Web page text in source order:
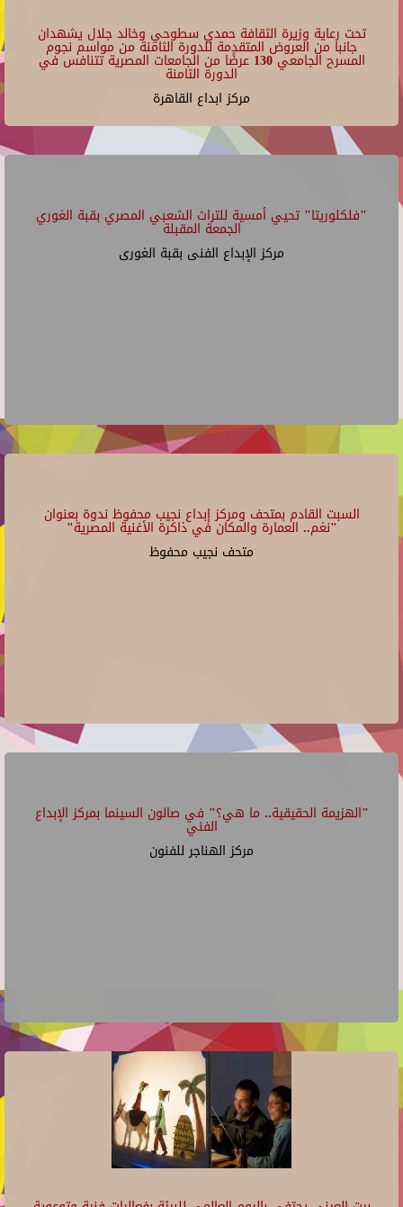
تحت رعاية وزيرة الثقافة حمدي سطوحي وخالد جلال يشهدان
جانبا من العروض المتقدمة للدورة الثامنة من مواسم نجوم
المسرح الجامعي 130 عرضًا من الجامعات المصرية تتنافس في
الدورة الثامنة
مركز ابداع القاهرة
"فلكلوريتا" تحيي أمسية للتراث الشعبي المصري بقبة الغوري
الجمعة المقبلة
مركز الإبداع الفنى بقبة الغورى
السبت القادم بمتحف ومركز إبداع نجيب محفوظ ندوة بعنوان
"نغم.. العمارة والمكان في ذاكرة الأغنية المصرية"
متحف نجيب محفوظ
"الهزيمة الحقيقية.. ما هي؟" في صالون السينما بمركز الإبداع
الفني
مركز الهناجر للفنون